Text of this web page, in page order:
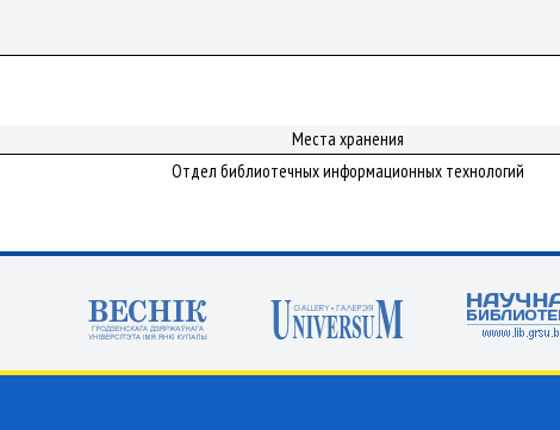
Места хранения
Отдел библиотечных информационных технологий